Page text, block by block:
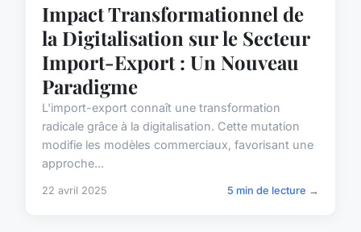
Impact Transformationnel de
la Digitalisation sur le Secteur
Import-Export : Un Nouveau
Paradigme
L'import-export connaît une transformation
radicale grâce à la digitalisation. Cette mutation
modifie les modèles commerciaux, favorisant une
approche...
22 avril 2025 5 min de lecture →